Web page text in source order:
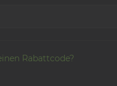
Rabattcode?